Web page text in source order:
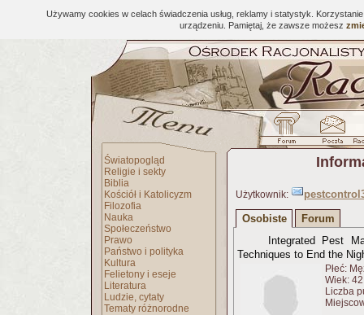
Używamy cookies w celach świadczenia usług, reklamy i statystyk.
urządzeniu. Pamiętaj, że zawsze możesz
Światopogląd
Religie i sekty
Biblia
Kościół i Katolicyzm
Filozofia
Nauka
Społeczeństwo
Prawo
Państwo i polityka
Kultura
Felietony i eseje
Literatura
Ludzie, cytaty
Tematy różnorodne
Użytkownik:
Osobiste
Forum
Integrated Pest
Techniques to End the
Płeć:
Wiek:
Liczba